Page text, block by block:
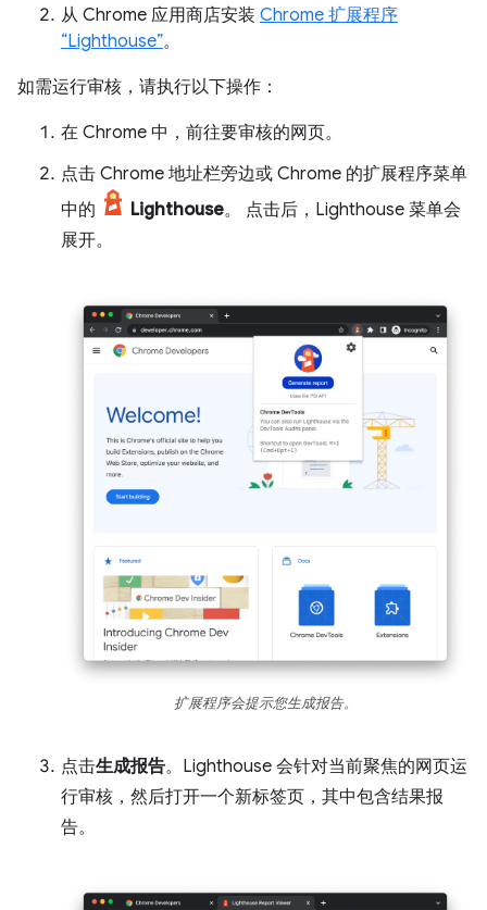
从 Chrome 应用商店安装 Chrome 扩展程序
“Lighthouse”。
如需运行审核，请执行以下操作：
在 Chrome 中，前往要审核的网页。
点击 Chrome 地址栏旁边或 Chrome 的扩展程序菜单
中的
Lighthouse。 点击后，Lighthouse 菜单会
展开。
扩展程序会提示您生成报告。
点击生成报告。Lighthouse 会针对当前聚焦的网页运
行审核，然后打开一个新标签页，其中包含结果报
告。